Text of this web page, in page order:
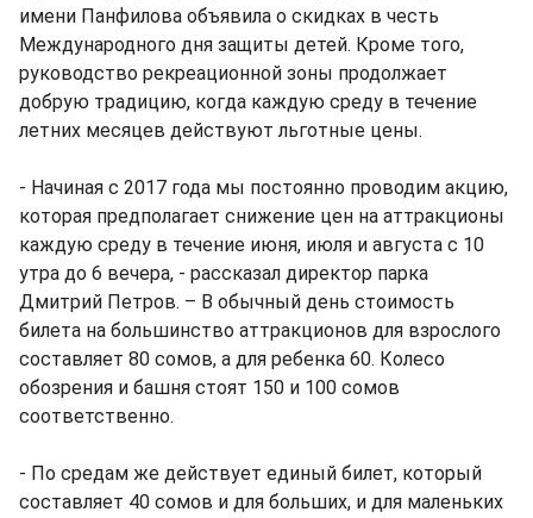
имени Панфилова объявила о скидках в честь
Международного дня защиты детей. Кроме того,
руководство рекреационной зоны продолжает
добрую традицию, когда каждую среду в течение
летних месяцев действуют льготные цены.
- Начиная с 2017 года мы постоянно проводим акцию,
которая предполагает снижение цен на аттракционы
каждую среду в течение июня, июля и августа с 10
утра до 6 вечера, - рассказал директор парка
Дмитрий Петров. – В обычный день стоимость
билета на большинство аттракционов для взрослого
составляет 80 сомов, а для ребенка 60. Колесо
обозрения и башня стоят 150 и 100 сомов
соответственно.
- По средам же действует единый билет, который
составляет 40 сомов и для больших, и для маленьких